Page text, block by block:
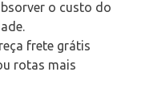
o custo do
frete grátis
rotas mais